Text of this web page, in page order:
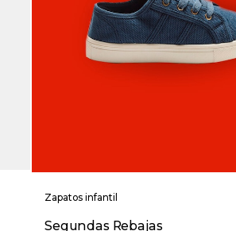
Zapatos infantil
Segundas Rebajas